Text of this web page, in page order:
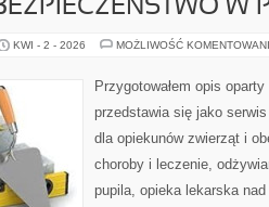
W
KWI - 2 - 2026 MOŻLIWOŚĆ
Przygotowałem opis
przedstawia się jako
dla opiekunów zwierząt i
choroby i leczenie,
pupila, opieka lekarska